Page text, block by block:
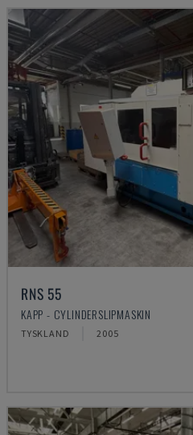
RNS 55
KAPP - CYLINDERSLIPMASKIN
TYSKLAND 2005